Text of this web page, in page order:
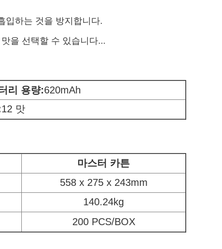
입하는 것을 방지합니다.
을 선택할 수 있습니다...
리 용량:620mAh
12 맛
마스터 카튼
558 x 275 x 243mm
140.24kg
200 PCS/BOX